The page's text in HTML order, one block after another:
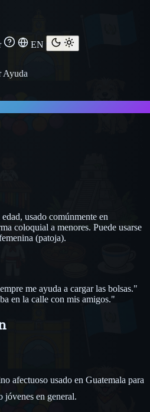
EN
Ayuda
usado comúnmente en
coloquial a menores. Puede usarse
(patoja).
me ayuda a cargar las bolsas."
en la calle con mis amigos."
afectuoso usado en Guatemala para
jóvenes en general.